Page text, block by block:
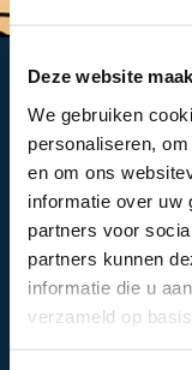
Deze website
We gebruiken
personaliseren,
en om ons
informatie over uw
partners voor
partners kunnen
informatie die u
verzameld op
Hebben we
van de
meer weten,